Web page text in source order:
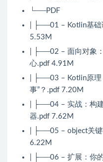
└──PDF
| ├──01 – Kotlin基
5.53M
| ├──02 – 面向对象
心.pdf 4.91M
| ├──03 – Kotlin原理
事”？.pdf 7.20M
| ├──04 – 实战：构
器.pdf 7.62M
| ├──05 – object关
6.22M
| ├──06 – 扩展：你